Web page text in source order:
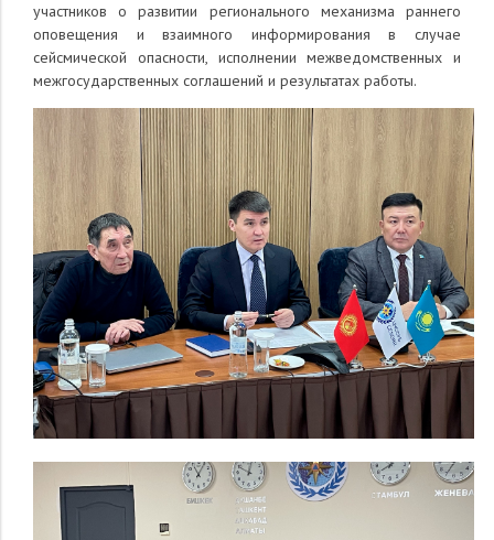
участников о развитии регионального механизма раннего
оповещения и взаимного информирования в случае
сейсмической опасности, исполнении межведомственных и
межгосударственных соглашений и результатах работы.